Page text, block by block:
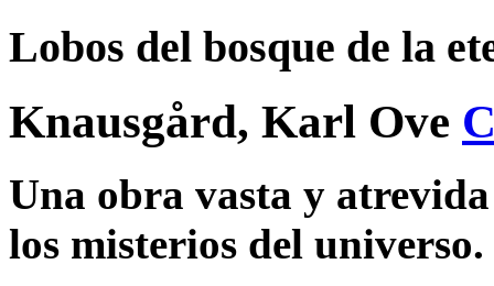
Lobos del bosque de la
Knausgård, Karl Ove
Una obra vasta y
los misterios del universo.